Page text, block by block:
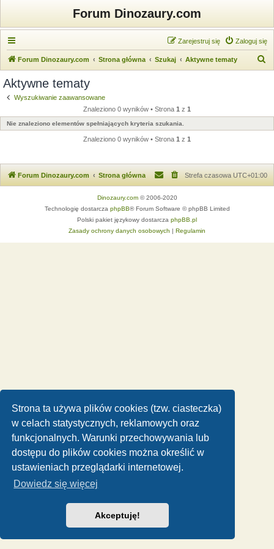
Strona ta używa plików cookies (tzw. ciasteczka)
w celach statystycznych, reklamowych oraz
funkcjonalnych. Warunki przechowywania lub
dostępu do plików cookies można określić w
ustawieniach przeglądarki internetowej.
Dowiedz się więcej
Akceptuję!
Forum Dinozaury.com
Zaloguj się
Zarejestruj się
Forum Dinozaury.com Strona główna Szukaj Aktywne tematy
a
j
Aktywne tematy
Wyszukiwanie zaawansowane
Znaleziono 0 wyników • Strona 1 z 1
Nie znaleziono elementów spełniających kryteria szukania.
Znaleziono 0 wyników • Strona 1 z 1
Forum Dinozaury.com Strona główna Strefa czasowa UTC+01:00
Dinozaury.com© 2006-2020
Technologię dostarcza phpBB® Forum Software © phpBB Limited
Polski pakiet językowy dostarcza phpBB.pl
Zasady ochrony danych osobowych | Regulamin